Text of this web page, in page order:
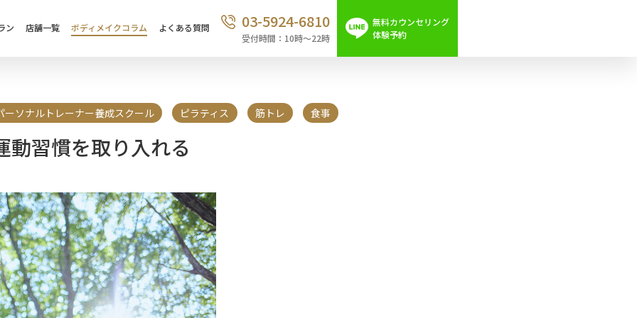
ン 店舗一覧 ボディメイクコラム よくある質問 03-5924-6810
受付時間：10時〜22時
無料カウンセリング
体験予約
ーソナルトレーナー養成スクール ピラティス 筋トレ 食事
動習慣を取り入れる